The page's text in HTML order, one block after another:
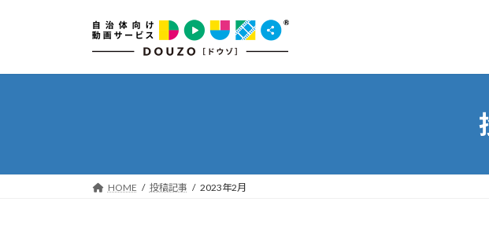
プ
動
HOME 投稿記事 2023年2月